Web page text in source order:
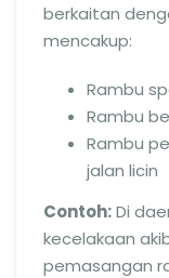
berkaitan
mencakup:
Rambu
Rambu
Rambu
jalan licin
Contoh:Di
kecelakaan
pemasangan